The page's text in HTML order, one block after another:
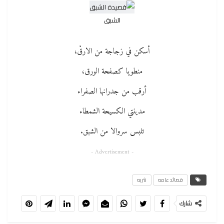
الشبق
أسكن في زجاجة من الارقْ،
منطويا كصفحة الورق،
أرقب من جدرانها الصفراء
مدينتي الكسيحة الشمطاء
تلبس سروالا من الشبق.
- Advertisement -
قصائد عامه نثريه
شارك